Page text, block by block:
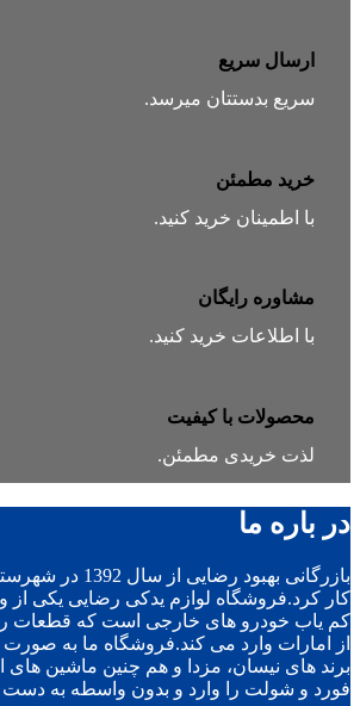
ارسال سریع
سریع بدستتان میرسد.
خرید مطمئن
با اطمینان خرید کنید.
مشاوره رایگان
با اطلاعات خرید کنید.
محصولات با کیفیت
لذت خریدی مطمئن.
در باره ما
بازرگانی بهبود
کار کرد.فروشگاه لوازم یدکی رضایی یکی از
کم یاب خودرو های خارجی است که قطعات
از امارات وارد می کند.فروشگاه ما به
برند های نیسان، مزدا و هم چنین ماشین های
فورد و شولت را وارد و بدون واسطه به